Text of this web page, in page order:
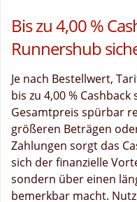
Bis zu 4,00 %
Runnershub
Je nach Bestellwert,
bis zu 4,00 %
Gesamtpreis spürbar
größeren Beträgen
Zahlungen sorgt das
sich der finanzielle
sondern über einen
bemerkbar macht.